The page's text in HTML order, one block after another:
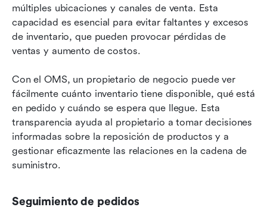
múltiples ubicaciones y canales de venta. Esta
capacidad es esencial para evitar faltantes y excesos
de inventario, que pueden provocar pérdidas de
ventas y aumento de costos.
Con el OMS, un propietario de negocio puede ver
fácilmente cuánto inventario tiene disponible, qué está
en pedido y cuándo se espera que llegue. Esta
transparencia ayuda al propietario a tomar decisiones
informadas sobre la reposición de productos y a
gestionar eficazmente las relaciones en la cadena de
suministro.
Seguimiento de pedidos